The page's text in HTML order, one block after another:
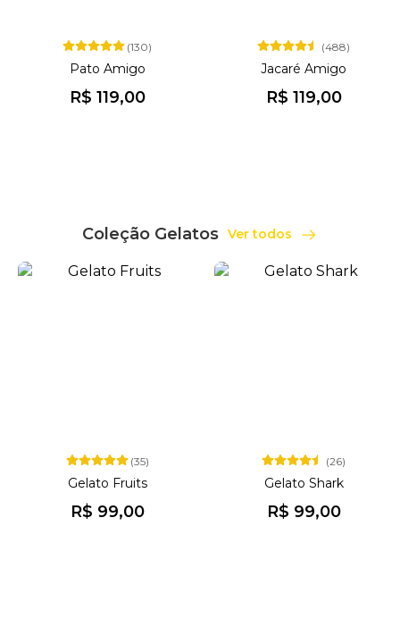
(130)
Pato Amigo
R$ 119,00
(488)
Jacaré Amigo
R$ 119,00
Coleção Gelatos Ver todos
(35)
Gelato Fruits
R$ 99,00
(26)
Gelato Shark
R$ 99,00